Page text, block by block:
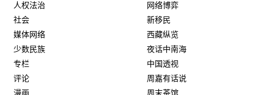
人权法治
社会
媒体网络
少数民族
专栏
评论
漫画
网络博弈
新移民
西藏纵览
夜话中南海
中国透视
周嘉有话说
周末茶馆